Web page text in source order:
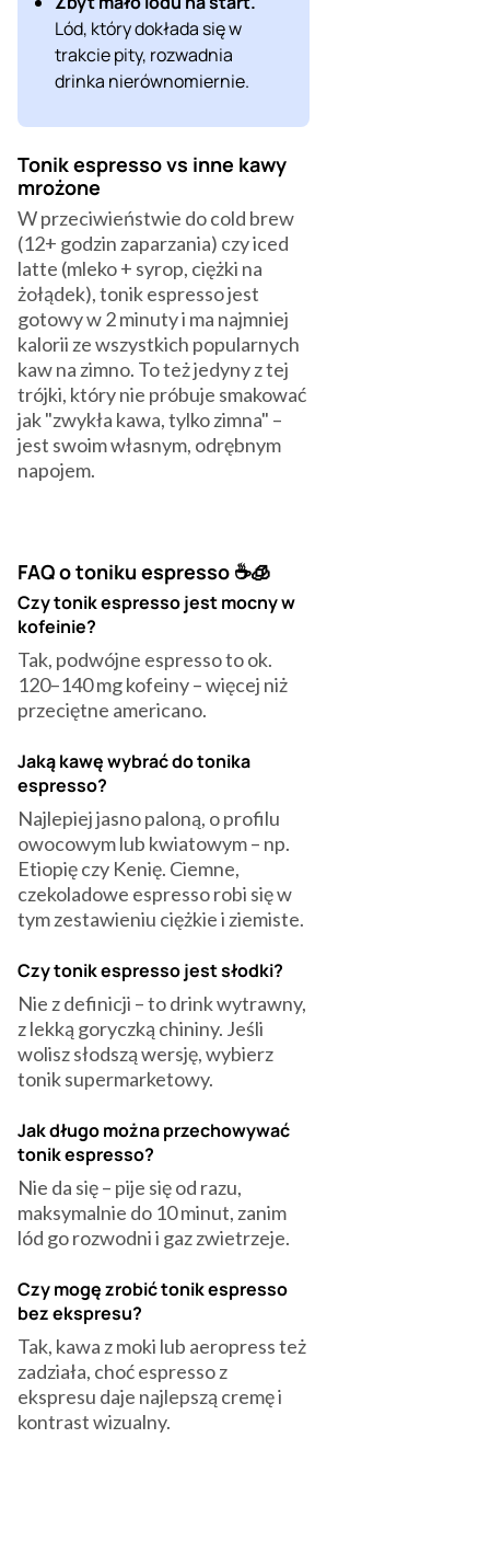
Lód, który dokłada się w
trakcie pity, rozwadnia
drinka nierównomiernie.
Tonik espresso vs inne kawy
mrożone
W przeciwieństwie do cold brew
(12+ godzin zaparzania) czy iced
latte (mleko + syrop, ciężki na
żołądek), tonik espresso jest
gotowy w 2 minuty i ma najmniej
kalorii ze wszystkich popularnych
kaw na zimno. To też jedyny z tej
trójki, który nie próbuje smakować
jak "zwykła kawa, tylko zimna" –
jest swoim własnym, odrębnym
napojem.
FAQ o toniku espresso ☕🧊
Czy tonik espresso jest mocny w
kofeinie?
‍Tak, podwójne espresso to ok.
120–140 mg kofeiny – więcej niż
przeciętne americano.
Jaką kawę wybrać do tonika
espresso?
‍Najlepiej jasno paloną, o profilu
owocowym lub kwiatowym – np.
Etiopię czy Kenię. Ciemne,
czekoladowe espresso robi się w
tym zestawieniu ciężkie i ziemiste.
Czy tonik espresso jest słodki?
‍Nie z definicji – to drink wytrawny,
z lekką goryczką chininy. Jeśli
wolisz słodszą wersję, wybierz
tonik supermarketowy.
Jak długo można przechowywać
tonik espresso?
‍Nie da się – pije się od razu,
maksymalnie do 10 minut, zanim
lód go rozwodni i gaz zwietrzeje.
Czy mogę zrobić tonik espresso
bez ekspresu?
‍Tak, kawa z moki lub aeropress też
zadziała, choć espresso z
ekspresu daje najlepszą cremę i
kontrast wizualny.